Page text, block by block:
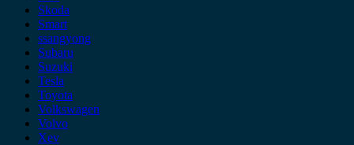
Skoda
Smart
ssangyong
Subaru
Suzuki
Tesla
Toyota
Volkswagen
Volvo
Xev